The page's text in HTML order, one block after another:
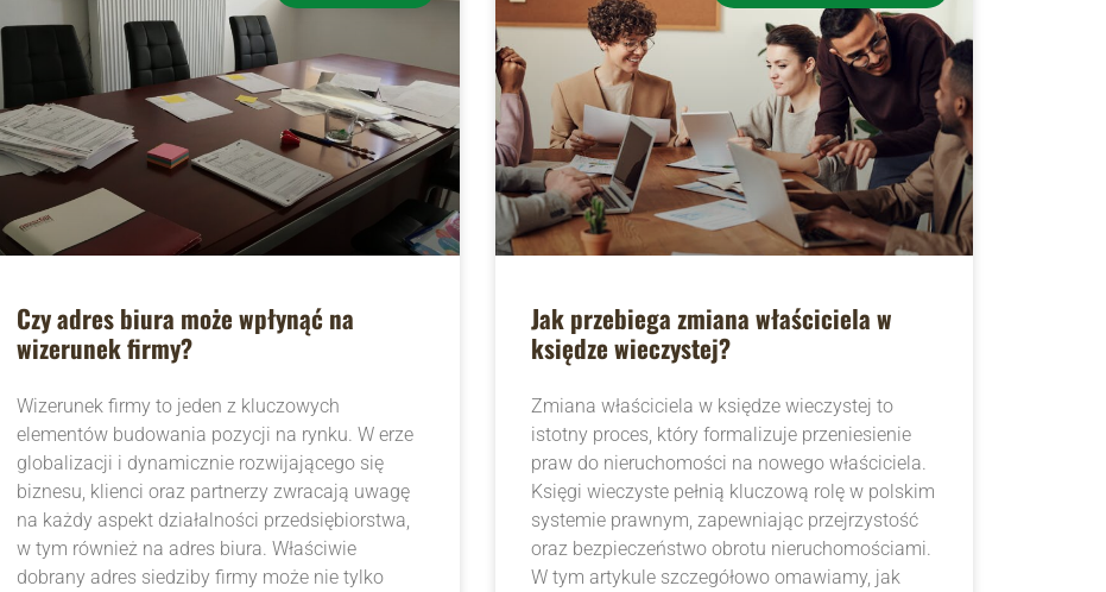
Czy adres biura może wpłynąć na
wizerunek firmy?
Wizerunek firmy to jeden z kluczowych
elementów budowania pozycji na rynku. W erze
globalizacji i dynamicznie rozwijającego się
biznesu, klienci oraz partnerzy zwracają uwagę
na każdy aspekt działalności przedsiębiorstwa,
w tym również na adres biura. Właściwie
dobrany adres siedziby firmy może nie tylko
Jak przebiega zmiana właściciela w
księdze wieczystej?
Zmiana właściciela w księdze wieczystej to
istotny proces, który formalizuje przeniesienie
praw do nieruchomości na nowego właściciela.
Księgi wieczyste pełnią kluczową rolę w polskim
systemie prawnym, zapewniając przejrzystość
oraz bezpieczeństwo obrotu nieruchomościami.
W tym artykule szczegółowo omawiamy, jak